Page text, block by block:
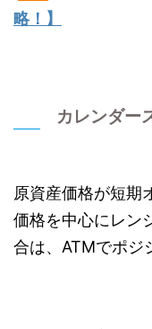
略！】
カレンダー
原資産価格が短期
価格を中心にレン
合は、ATMでポジ